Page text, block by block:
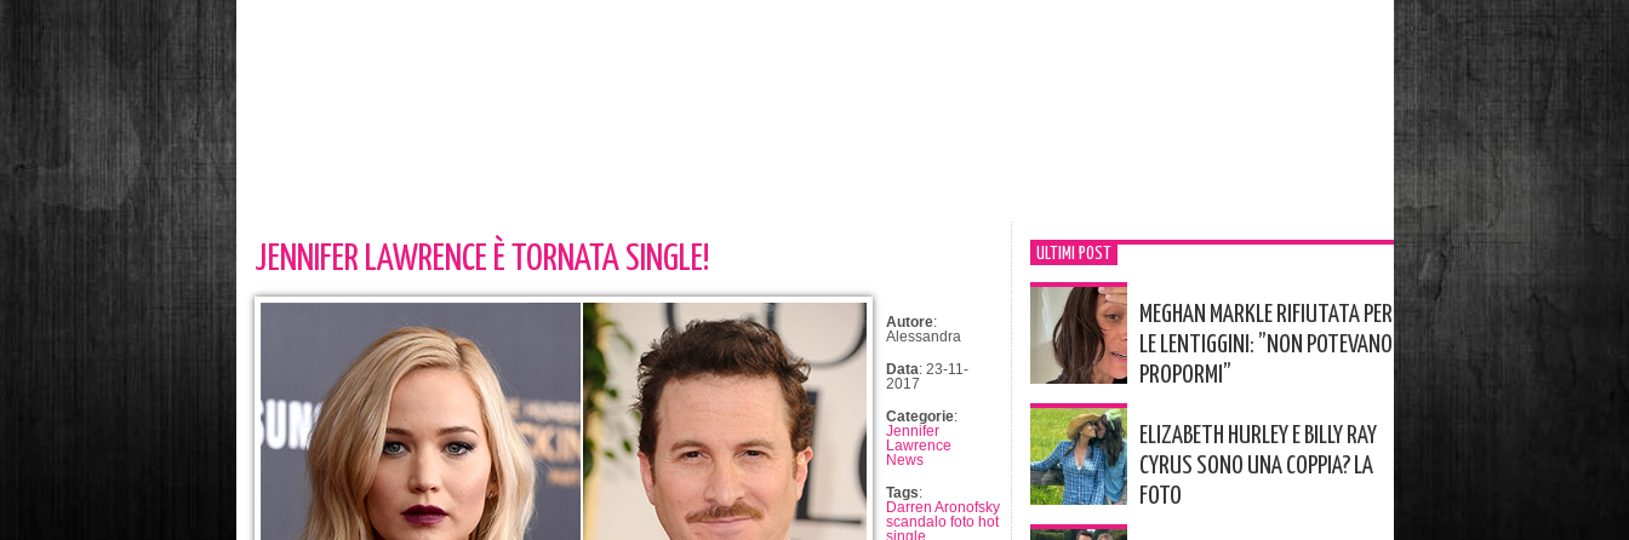
JENNIFER LAWRENCE È TORNATA SINGLE!
Autore:
Alessandra
Data: 23-11-
2017
Categorie:
Jennifer
Lawrence
News
Tags:
Darren Aronofsky
scandalo foto hot
single
ULTIMI POST
MEGHAN MARKLE RIFIUTATA PER
LE LENTIGGINI: ”NON POTEVANO
PROPORMI”
ELIZABETH HURLEY E BILLY RAY
CYRUS SONO UNA COPPIA? LA
FOTO